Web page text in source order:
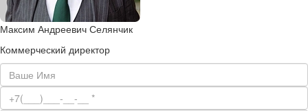
Максим Андреевич Селянчик
Коммерческий директор